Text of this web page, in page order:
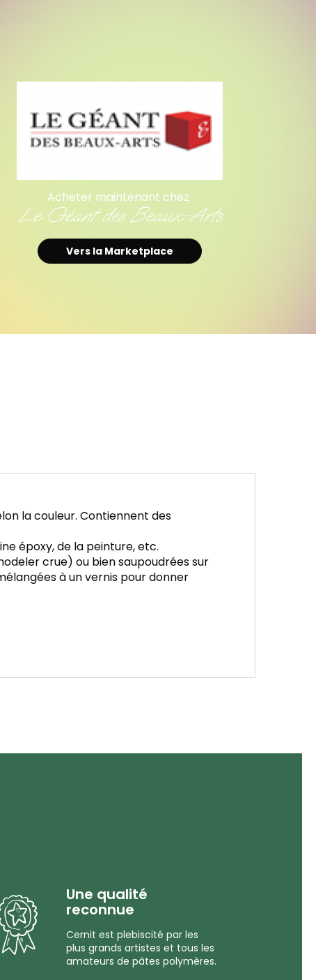
Acheter maintenant chez
Le Géant des Beaux-Arts
Vers la Marketplace
la couleur. Contiennent des
époxy, de la peinture, etc.
crue) ou bien saupoudrées sur
à un vernis pour donner
Une qualité
reconnue
Cernit est plebiscité par les
plus grands artistes et tous les
amateurs de pâtes polymères.